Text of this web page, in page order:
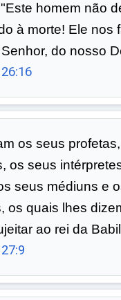
homem não
à morte! Ele nos
do nosso
os seus
os seus
seus médiuns e
os quais lhes
ao rei da